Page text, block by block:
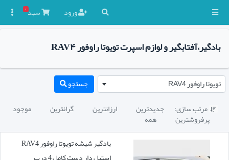
ورود سبد۰
بادگیر،آفتابگیر و لوازم اسپرت تویوتا راوفور RAV۴
تویوتا راوفور RAV4 جستجو
 مرتب سازی: جدیدترین ارزانترین گرانترین موجود
پرفروشترین
همه
بادگیر شیشه تویوتا راوفور RAV4